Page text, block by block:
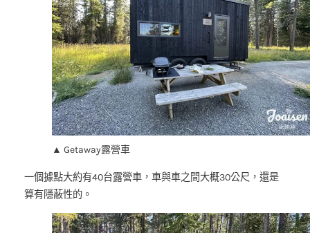
▲ Getaway露營車
一個據點大約有40台露營車，車與車之間大概30公尺，還是
算有隱蔽性的。